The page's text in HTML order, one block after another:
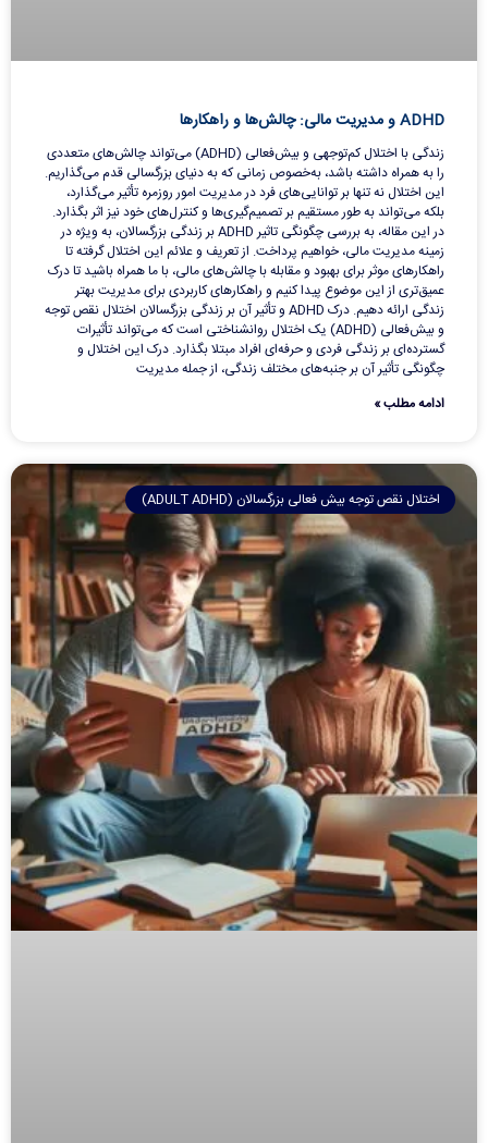
ADHD و مدیریت مالی: چالش‌ها و راهکارها
زندگی با اختلال کم‌توجهی و بیش‌فعالی (ADHD) می‌تواند چالش‌های متعددی
را به همراه داشته باشد، به‌خصوص زمانی که به دنیای بزرگسالی قدم می‌گذاریم.
این اختلال نه تنها بر توانایی‌های فرد در مدیریت امور روزمره تأثیر می‌گذارد،
بلکه می‌تواند به طور مستقیم بر تصمیم‌گیری‌ها و کنترل‌های خود نیز اثر بگذارد.
در این مقاله، به بررسی چگونگی تاثیر ADHD بر زندگی بزرگسالان، به ویژه در
زمینه مدیریت مالی، خواهیم پرداخت. از تعریف و علائم این اختلال گرفته تا
راهکارهای موثر برای بهبود و مقابله با چالش‌های مالی، با ما همراه باشید تا درک
عمیق‌تری از این موضوع پیدا کنیم و راهکارهای کاربردی برای مدیریت بهتر
زندگی ارائه دهیم. درک ADHD و تأثیر آن بر زندگی بزرگسالان اختلال نقص توجه
و بیش‌فعالی (ADHD) یک اختلال روانشناختی است که می‌تواند تأثیرات
گسترده‌ای بر زندگی فردی و حرفه‌ای افراد مبتلا بگذارد. درک این اختلال و
چگونگی تأثیر آن بر جنبه‌های مختلف زندگی، از جمله مدیریت
ادامه مطلب »
اختلال نقص توجه بیش فعالی بزرگسالان (ADULT ADHD)